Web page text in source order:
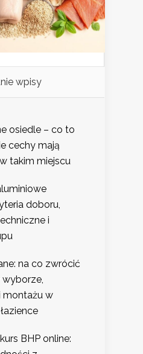
wpisy
osiedle – co to
cechy mają
takim miejscu
doboru,
i
na co zwrócić
montażu w
BHP online: